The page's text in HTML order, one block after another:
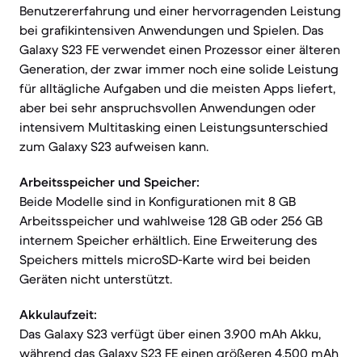
Benutzererfahrung und einer hervorragenden Leistung
bei grafikintensiven Anwendungen und Spielen. Das
Galaxy S23 FE verwendet einen Prozessor einer älteren
Generation, der zwar immer noch eine solide Leistung
für alltägliche Aufgaben und die meisten Apps liefert,
aber bei sehr anspruchsvollen Anwendungen oder
intensivem Multitasking einen Leistungsunterschied
zum Galaxy S23 aufweisen kann.
Arbeitsspeicher und Speicher:
Beide Modelle sind in Konfigurationen mit 8 GB
Arbeitsspeicher und wahlweise 128 GB oder 256 GB
internem Speicher erhältlich. Eine Erweiterung des
Speichers mittels microSD-Karte wird bei beiden
Geräten nicht unterstützt.
Akkulaufzeit:
Das Galaxy S23 verfügt über einen 3.900 mAh Akku,
während das Galaxy S23 FE einen größeren 4.500 mAh